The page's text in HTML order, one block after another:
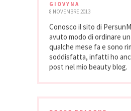
GIOVYNA
8 NOVEMBRE 2013
Conosco il sito di
avuto modo di ordinare
qualche mese fa e sono
soddisfatta, infatti ho
post nel mio beauty blog.